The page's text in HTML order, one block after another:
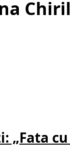
„Fata